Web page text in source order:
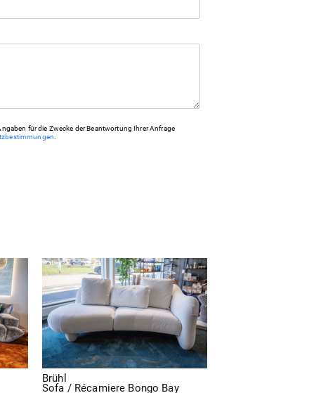
für die Zwecke der Beantwortung Ihrer Anfrage
Brühl
Sofa / Récamiere Bongo Bay